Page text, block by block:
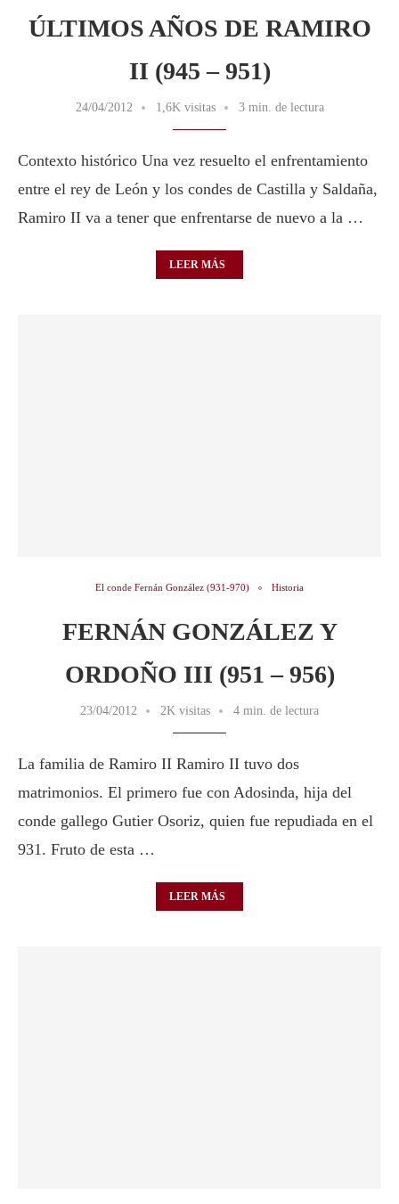
ÚLTIMOS AÑOS DE RAMIRO
II (945 – 951)
24/04/2012 1,6K visitas 3 min. de lectura
Contexto histórico Una vez resuelto el enfrentamiento
entre el rey de León y los condes de Castilla y Saldaña,
Ramiro II va a tener que enfrentarse de nuevo a la …
LEER MÁS
El conde Fernán González (931-970) Historia
FERNÁN GONZÁLEZ Y
ORDOÑO III (951 – 956)
23/04/2012 2K visitas 4 min. de lectura
La familia de Ramiro II Ramiro II tuvo dos
matrimonios. El primero fue con Adosinda, hija del
conde gallego Gutier Osoriz, quien fue repudiada en el
931. Fruto de esta …
LEER MÁS